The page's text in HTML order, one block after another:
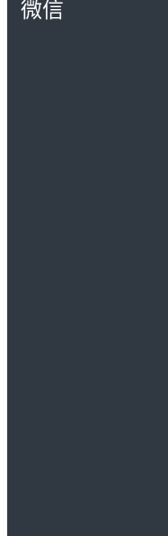
微信